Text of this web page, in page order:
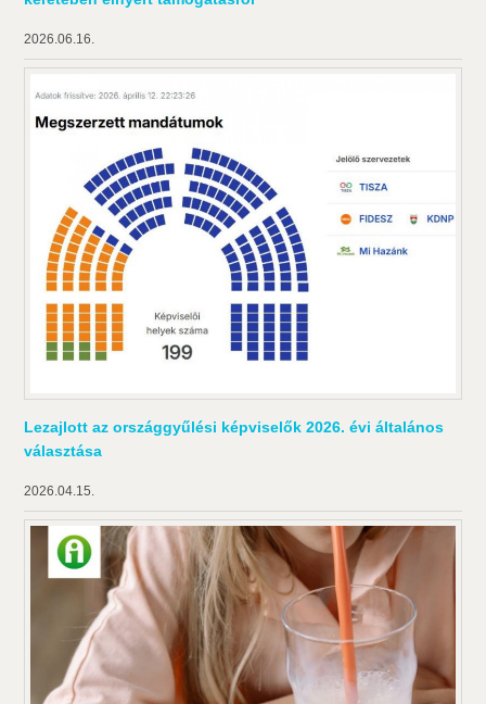
2026.06.16.
Lezajlott az országgyűlési képviselők 2026. évi általános
választása
2026.04.15.